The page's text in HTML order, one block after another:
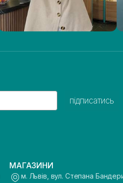
підписатись
МАГАЗИНИ
м. Львів, вул. Степана